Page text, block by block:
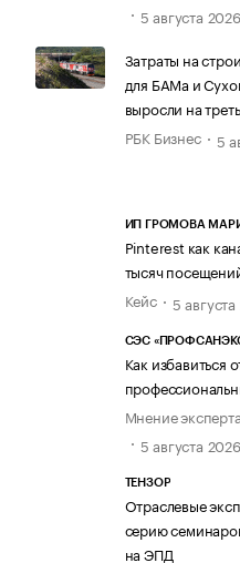
5 августа 2026
Затраты на
для БАМа и
выросли на треть
РБК Бизнес
5
ИП ГРОМОВА
Pinterest как
тысяч
Кейс
5
СЭС
Как избавиться
Мнение эксперта
5 августа 2026
ТЕНЗОР
Отраслевые
серию
на ЭПД